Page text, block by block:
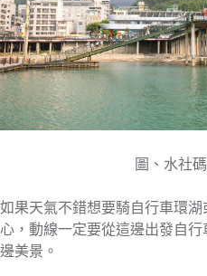
圖、水社
如果天氣不錯想要騎自行車環
心，動線一定要從這邊出發自
邊美景。